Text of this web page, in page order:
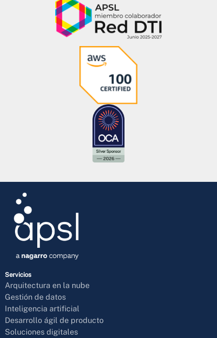
Servicios
Arquitectura en la nube
Gestión de datos
Inteligencia artificial
Desarrollo ágil de producto
Soluciones digitales